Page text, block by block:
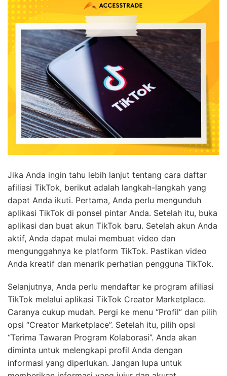
Jika Anda ingin tahu lebih lanjut tentang cara daftar
afiliasi TikTok, berikut adalah langkah-langkah yang
dapat Anda ikuti. Pertama, Anda perlu mengunduh
aplikasi TikTok di ponsel pintar Anda. Setelah itu, buka
aplikasi dan buat akun TikTok baru. Setelah akun Anda
aktif, Anda dapat mulai membuat video dan
mengunggahnya ke platform TikTok. Pastikan video
Anda kreatif dan menarik perhatian pengguna TikTok.
Selanjutnya, Anda perlu mendaftar ke program afiliasi
TikTok melalui aplikasi TikTok Creator Marketplace.
Caranya cukup mudah. Pergi ke menu “Profil” dan pilih
opsi “Creator Marketplace”. Setelah itu, pilih opsi
“Terima Tawaran Program Kolaborasi”. Anda akan
diminta untuk melengkapi profil Anda dengan
informasi yang diperlukan. Jangan lupa untuk